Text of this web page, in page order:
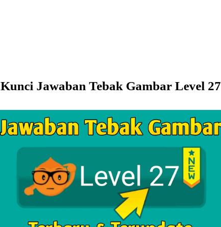
Kunci Jawaban Tebak Gambar Level 27